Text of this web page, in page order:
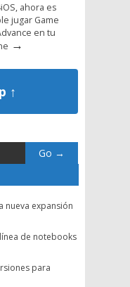
ahora es
jugar Game
en tu
→
↑
nueva expansión
de notebooks
para